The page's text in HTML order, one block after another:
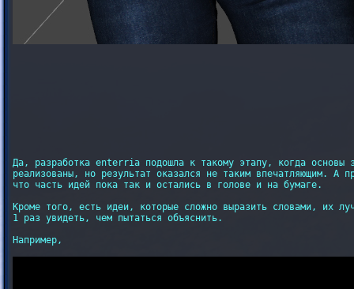
Да, разработка enterria подошла к такому этапу, когда основы
реализованы, но результат оказался не таким впечатляющим. А
что часть идей пока так и остались в голове и на бумаге.
Кроме того, есть идеи, которые сложно выразить словами, их
1 раз увидеть, чем пытаться объяснить.
Например,